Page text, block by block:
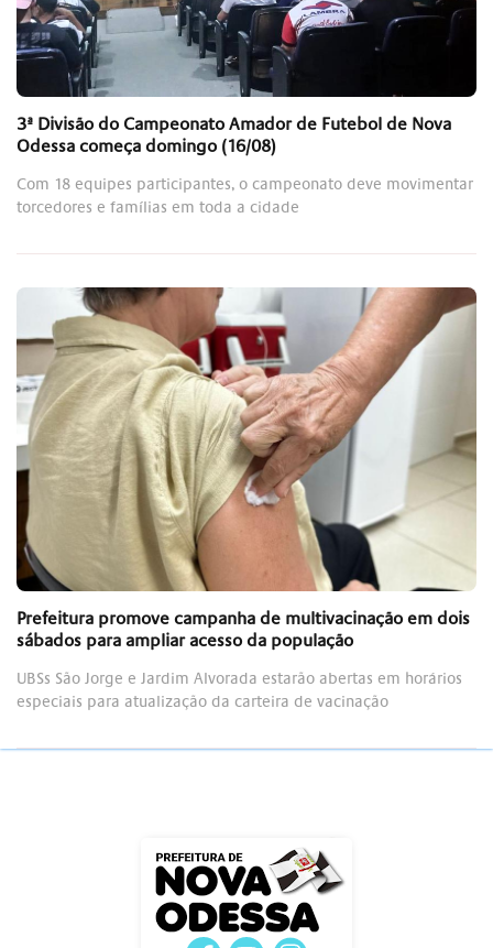
3ª Divisão do Campeonato Amador de Futebol de Nova
Odessa começa domingo (16/08)
Com 18 equipes participantes, o campeonato deve movimentar
torcedores e famílias em toda a cidade
Prefeitura promove campanha de multivacinação em dois
sábados para ampliar acesso da população
UBSs São Jorge e Jardim Alvorada estarão abertas em horários
especiais para atualização da carteira de vacinação